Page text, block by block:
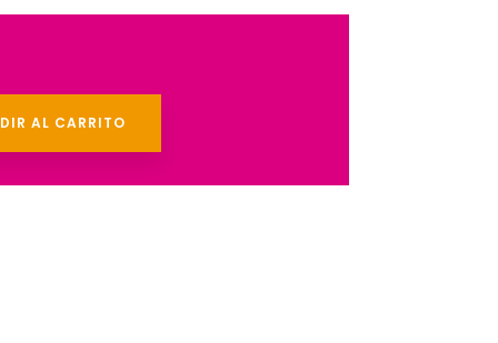
AL CARRITO